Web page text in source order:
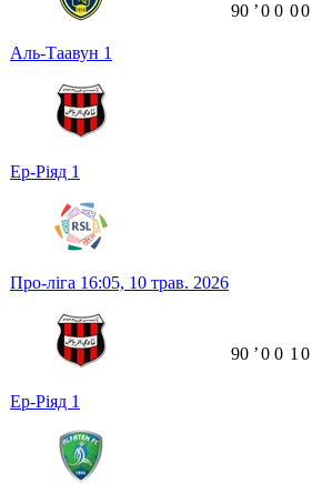
Аль-Таавун 1
Ер-Ріяд 1
90 ʼ0 0 00
Про-ліга 16:05, 10 трав. 2026
Ер-Ріяд 1
90 ʼ0 0 1 0